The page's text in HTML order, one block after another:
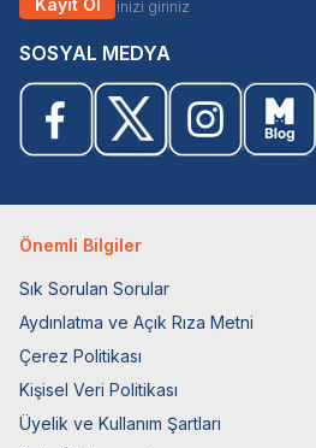
SOSYAL MEDYA
Önemli Bilgiler
Sık Sorulan Sorular
Aydınlatma ve Açık Rıza Metni
Çerez Politikası
Kişisel Veri Politikası
Üyelik ve Kullanım Şartları